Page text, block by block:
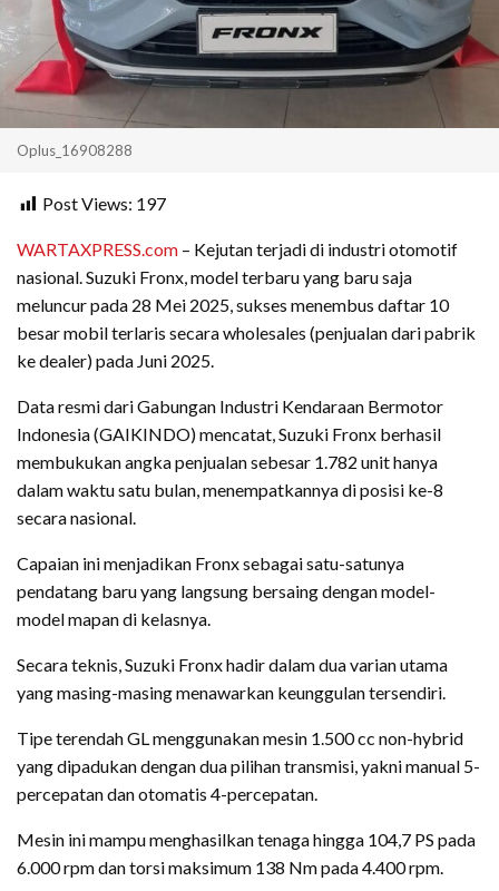
Oplus_16908288
Post Views: 197
WARTAXPRESS.com – Kejutan terjadi di industri otomotif
nasional. Suzuki Fronx, model terbaru yang baru saja
meluncur pada 28 Mei 2025, sukses menembus daftar 10
besar mobil terlaris secara wholesales (penjualan dari pabrik
ke dealer) pada Juni 2025.
Data resmi dari Gabungan Industri Kendaraan Bermotor
Indonesia (GAIKINDO) mencatat, Suzuki Fronx berhasil
membukukan angka penjualan sebesar 1.782 unit hanya
dalam waktu satu bulan, menempatkannya di posisi ke-8
secara nasional.
Capaian ini menjadikan Fronx sebagai satu-satunya
pendatang baru yang langsung bersaing dengan model-
model mapan di kelasnya.
Secara teknis, Suzuki Fronx hadir dalam dua varian utama
yang masing-masing menawarkan keunggulan tersendiri.
Tipe terendah GL menggunakan mesin 1.500 cc non-hybrid
yang dipadukan dengan dua pilihan transmisi, yakni manual 5-
percepatan dan otomatis 4-percepatan.
Mesin ini mampu menghasilkan tenaga hingga 104,7 PS pada
6.000 rpm dan torsi maksimum 138 Nm pada 4.400 rpm.